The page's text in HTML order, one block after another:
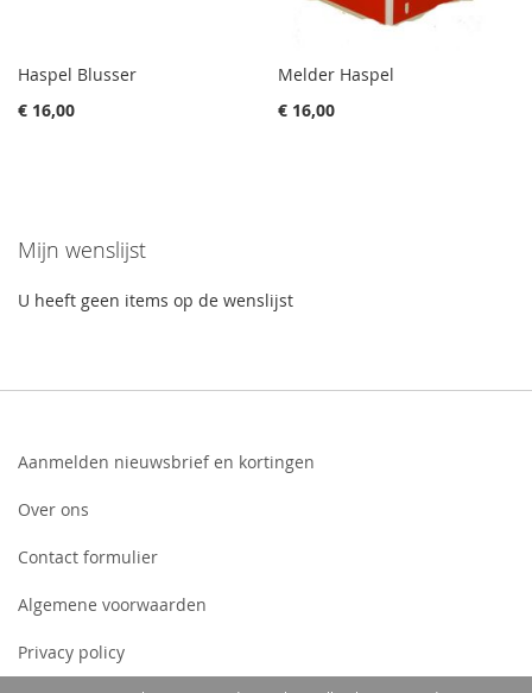
Haspel Blusser
€ 16,00
Melder Haspel
€ 16,00
Mijn wenslijst
U heeft geen items op de wenslijst
Aanmelden nieuwsbrief en kortingen
Over ons
Contact formulier
Algemene voorwaarden
Privacy policy